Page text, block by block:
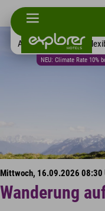
NEU: Climate Rate 10%
Alle Hotels
Mittwoch, 16.09.2026 08:30
Wanderung